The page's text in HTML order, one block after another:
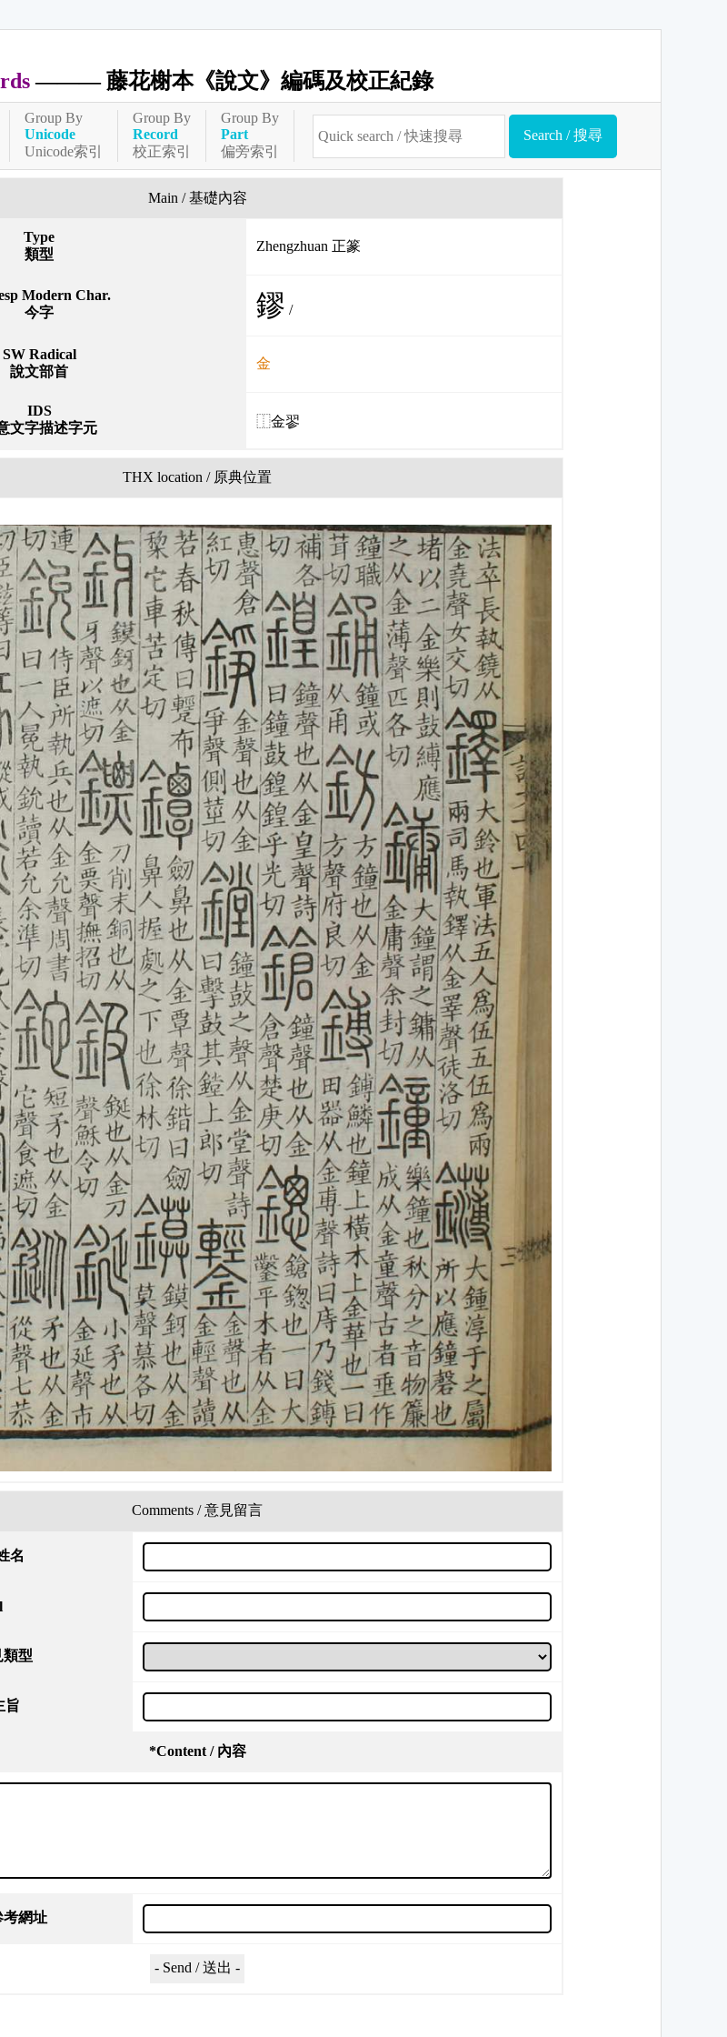
——— 藤花榭本《說文》編碼及校正紀錄
Group By
Unicode
Unicode索引
Group By
Record
校正索引
Group By
Part
偏旁索引
Main / 基礎內容
Type
類型
Zhengzhuan 正篆
Modern Char.
今字
鏐 /
SW Radical
說文部首
金
IDS
文字描述字元
⿰金翏
THX location / 原典位置
Comments / 意見留言
名
類型
旨
*Content / 內容
考網址